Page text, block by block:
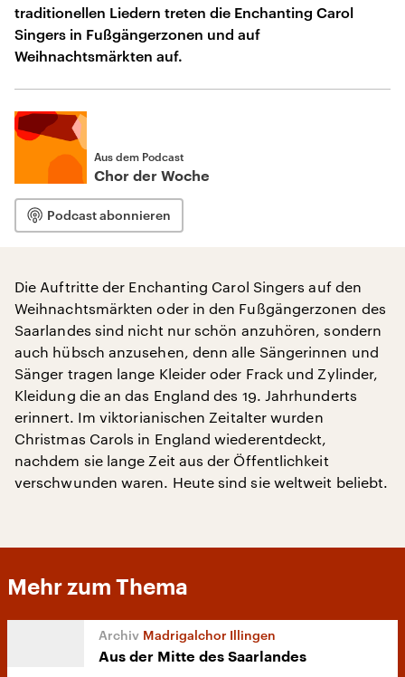
traditionellen Liedern treten die Enchanting Carol
Singers in Fußgängerzonen und auf
Weihnachtsmärkten auf.
Aus dem Podcast
Chor der Woche
Podcast abonnieren
Die Auftritte der Enchanting Carol Singers auf den
Weihnachtsmärkten oder in den Fußgängerzonen des
Saarlandes sind nicht nur schön anzuhören, sondern
auch hübsch anzusehen, denn alle Sängerinnen und
Sänger tragen lange Kleider oder Frack und Zylinder,
Kleidung die an das England des 19. Jahrhunderts
erinnert. Im viktorianischen Zeitalter wurden
Christmas Carols in England wiederentdeckt,
nachdem sie lange Zeit aus der Öffentlichkeit
verschwunden waren. Heute sind sie weltweit beliebt.
Mehr zum Thema
Madrigalchor Illingen
Aus der Mitte des Saarlandes